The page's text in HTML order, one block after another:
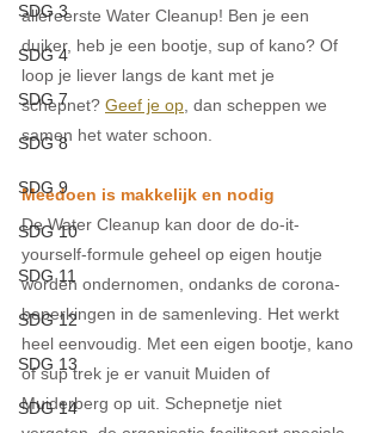
SDG 3
SDG 4
SDG 7
SDG 8
SDG 9
SDG 10
SDG 11
SDG 12
SDG 13
SDG 14
allereerste Water Cleanup! Ben je een
duiker, heb je een bootje, sup of kano? Of
loop je liever langs de kant met je
schepnet? Geef je op , dan scheppen we
samen het water schoon.
Meedoen is makkelijk en nodig
De Water Cleanup kan door de do-it-
yourself-formule geheel op eigen houtje
worden ondernomen, ondanks de corona-
beperkingen in de samenleving. Het werkt
heel eenvoudig. Met een eigen bootje, kano
of sup trek je er vanuit Muiden of
Muiderberg op uit. Schepnetje niet